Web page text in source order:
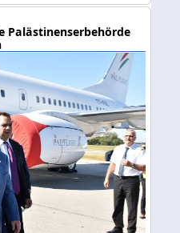
Palästinenserbehörde